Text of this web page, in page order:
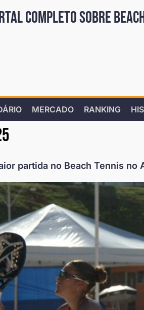
completo sobre
MERCADO RANKING
partida no Beach Tennis